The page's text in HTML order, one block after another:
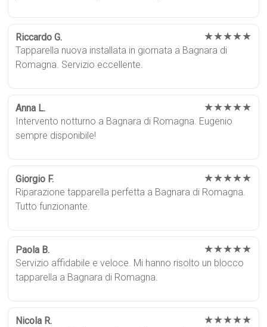
Riccardo G. ★★★★★
Tapparella nuova installata in giornata a Bagnara di
Romagna. Servizio eccellente.
Anna L. ★★★★★
Intervento notturno a Bagnara di Romagna. Eugenio
sempre disponibile!
Giorgio F. ★★★★★
Riparazione tapparella perfetta a Bagnara di Romagna.
Tutto funzionante.
Paola B. ★★★★★
Servizio affidabile e veloce. Mi hanno risolto un blocco
tapparella a Bagnara di Romagna.
Nicola R. ★★★★★